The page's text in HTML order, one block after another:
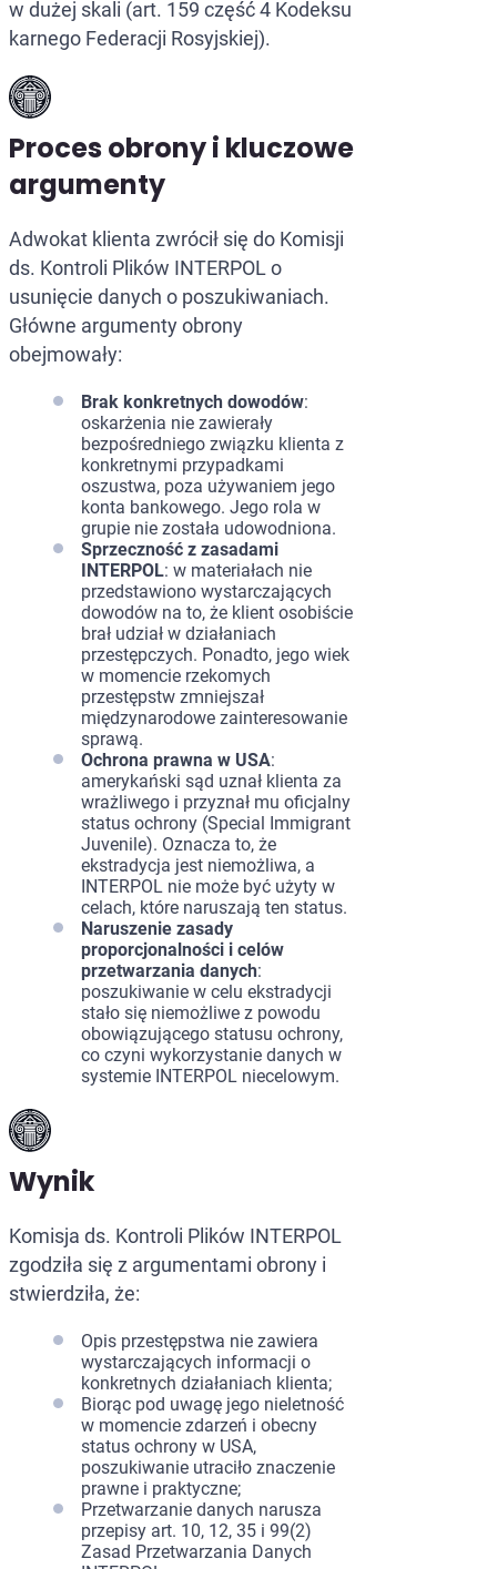
w dużej skali (art. 159 część 4 Kodeksu
karnego Federacji Rosyjskiej).
Proces obrony i kluczowe
argumenty
Adwokat klienta zwrócił się do Komisji
ds. Kontroli Plików INTERPOL o
usunięcie danych o poszukiwaniach.
Główne argumenty obrony
obejmowały:
Brak konkretnych dowodów:
oskarżenia nie zawierały
bezpośredniego związku klienta z
konkretnymi przypadkami
oszustwa, poza używaniem jego
konta bankowego. Jego rola w
grupie nie została udowodniona.
Sprzeczność z zasadami
INTERPOL: w materiałach nie
przedstawiono wystarczających
dowodów na to, że klient osobiście
brał udział w działaniach
przestępczych. Ponadto, jego wiek
w momencie rzekomych
przestępstw zmniejszał
międzynarodowe zainteresowanie
sprawą.
Ochrona prawna w USA:
amerykański sąd uznał klienta za
wrażliwego i przyznał mu oficjalny
status ochrony (Special Immigrant
Juvenile). Oznacza to, że
ekstradycja jest niemożliwa, a
INTERPOL nie może być użyty w
celach, które naruszają ten status.
Naruszenie zasady
proporcjonalności i celów
przetwarzania danych:
poszukiwanie w celu ekstradycji
stało się niemożliwe z powodu
obowiązującego statusu ochrony,
co czyni wykorzystanie danych w
systemie INTERPOL niecelowym.
Wynik
Komisja ds. Kontroli Plików INTERPOL
zgodziła się z argumentami obrony i
stwierdziła, że:
Opis przestępstwa nie zawiera
wystarczających informacji o
konkretnych działaniach klienta;
Biorąc pod uwagę jego nieletność
w momencie zdarzeń i obecny
status ochrony w USA,
poszukiwanie utraciło znaczenie
prawne i praktyczne;
Przetwarzanie danych narusza
przepisy art. 10, 12, 35 i 99(2)
Zasad Przetwarzania Danych